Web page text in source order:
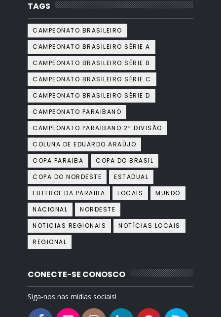
TAGS
CAMPEONATO BRASILEIRO
CAMPEONATO BRASILEIRO SÉRIE A
CAMPEONATO BRASILEIRO SÉRIE B
CAMPEONATO BRASILEIRO SÉRIE C
CAMPEONATO BRASILEIRO SÉRIE D
CAMPEONATO PARAIBANO
CAMPEONATO PARAIBANO 2ª DIVISÃO
COLUNA DE EDUARDO ARAÚJO
COPA PARAIBA
COPA DO BRASIL
COPA DO NORDESTE
ESTADUAL
FUTEBOL DA PARAIBA
LOCAIS
MUNDO
NACIONAL
NORDESTE
NOTICIAS REGIONAIS
NOTÍCIAS LOCAIS
REGIONAL
CONECTE-SE CONOSCO
Siga-nos nas mídias sociais!